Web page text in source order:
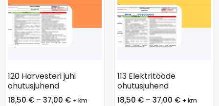
120 Harvesteri juhi
ohutusjuhend
18,50 € – 37,00 € + km
113 Elektritööde
ohutusjuhend
18,50 € – 37,00 € + km